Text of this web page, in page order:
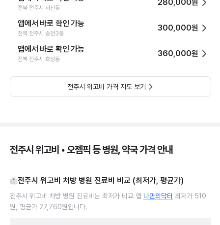
전북 전주시 서신동
280,000원
앱에서 바로 확인 가능
전북 전주시 송천3동
300,000원
앱에서 바로 확인 가능
전북 전주시 호성동
360,000원
전주시 위고비 가격 지도 보기
전주시 위고비 • 오젬픽 등 병원, 약국 가격 안내
전주시 위고비 처방 병원 진료비 비교 (최저가, 평균가)
전주시 위고비 처방 병원 진료비는 최저가 비교 앱 나만의닥터 최저가 510
원, 평균가 27,760원입니다.